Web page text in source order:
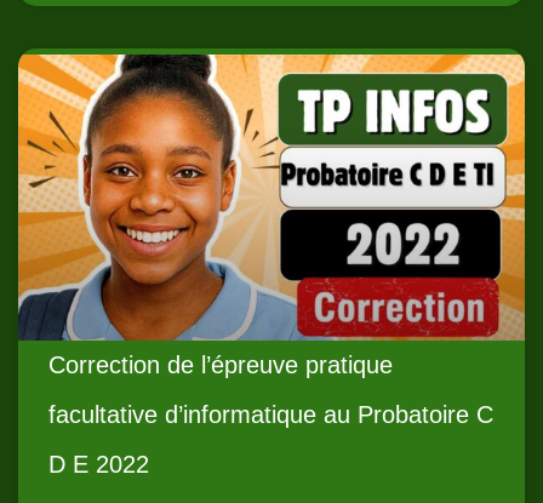
Correction de l’épreuve pratique
facultative d’informatique au Probatoire C
D E 2022